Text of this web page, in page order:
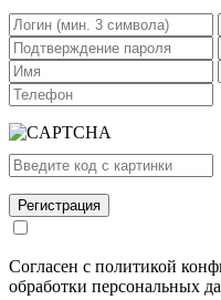
Согласен с политикой
обработки персональных